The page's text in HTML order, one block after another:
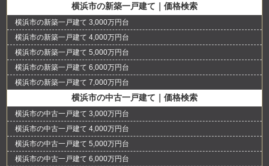
横浜市の新築一戸建て｜価格検索
横浜市の新築一戸建て 3,000万円台
横浜市の新築一戸建て 4,000万円台
横浜市の新築一戸建て 5,000万円台
横浜市の新築一戸建て 6,000万円台
横浜市の新築一戸建て 7,000万円台
横浜市の中古一戸建て｜価格検索
横浜市の中古一戸建て 3,000万円台
横浜市の中古一戸建て 4,000万円台
横浜市の中古一戸建て 5,000万円台
横浜市の中古一戸建て 6,000万円台